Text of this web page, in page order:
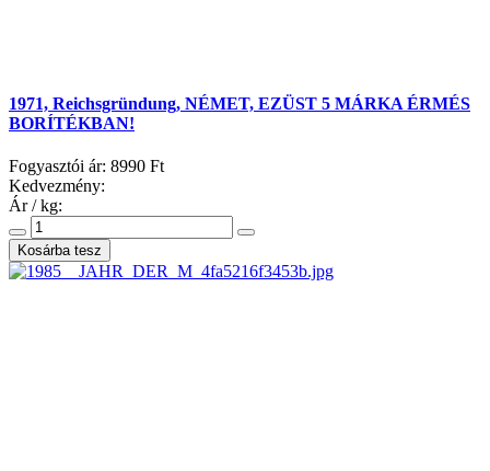
1971, Reichsgründung, NÉMET, EZÜST 5 MÁRKA ÉRMÉS
BORÍTÉKBAN!
Fogyasztói ár: 8990 Ft
Kedvezmény:
Ár / kg: